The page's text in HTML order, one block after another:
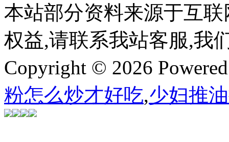
本站部分资料来源于互
权益,请联系我站客服,我
Copyright © 2026
粉怎么炒才好吃,少妇推